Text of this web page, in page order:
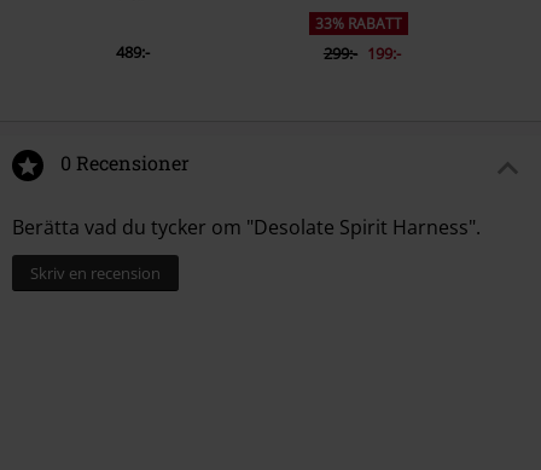
489:-
33% RABATT
299:- 199:-
0 Recensioner
Berätta vad du tycker om "Desolate Spirit Harness".
Skriv en recension